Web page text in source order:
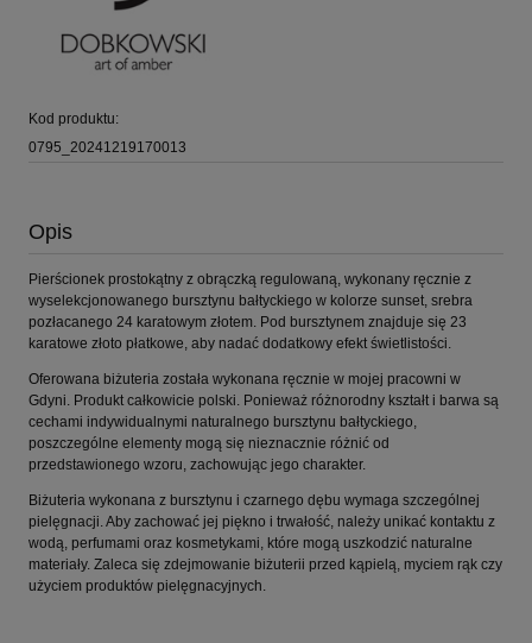
Kod produktu:
0795_20241219170013
Opis
Pierścionek prostokątny z obrączką regulowaną, wykonany ręcznie z
wyselekcjonowanego bursztynu bałtyckiego w kolorze sunset, srebra
pozłacanego 24 karatowym złotem. Pod bursztynem znajduje się 23
karatowe złoto płatkowe, aby nadać dodatkowy efekt świetlistości.
Oferowana biżuteria została wykonana ręcznie w mojej pracowni w
Gdyni. Produkt całkowicie polski. Ponieważ różnorodny kształt i barwa są
cechami indywidualnymi naturalnego bursztynu bałtyckiego,
poszczególne elementy mogą się nieznacznie różnić od
przedstawionego wzoru, zachowując jego charakter.
Biżuteria wykonana z bursztynu i czarnego dębu wymaga szczególnej
pielęgnacji. Aby zachować jej piękno i trwałość, należy unikać kontaktu z
wodą, perfumami oraz kosmetykami, które mogą uszkodzić naturalne
materiały. Zaleca się zdejmowanie biżuterii przed kąpielą, myciem rąk czy
użyciem produktów pielęgnacyjnych.